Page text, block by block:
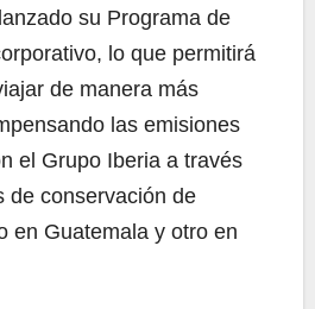
su Programa de
lo que permitirá
de manera más
las emisiones
el Grupo Iberia a través
de conservación de
en Guatemala y otro en